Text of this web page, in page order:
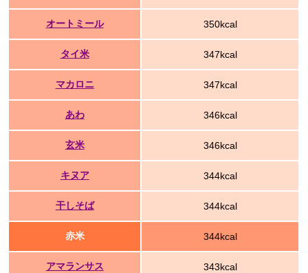
オートミール 350kcal
タイ米 347kcal
マカロニ 347kcal
あわ 346kcal
玄米 346kcal
キヌア 344kcal
干しそば 344kcal
赤米 344kcal
アマランサス 343kcal